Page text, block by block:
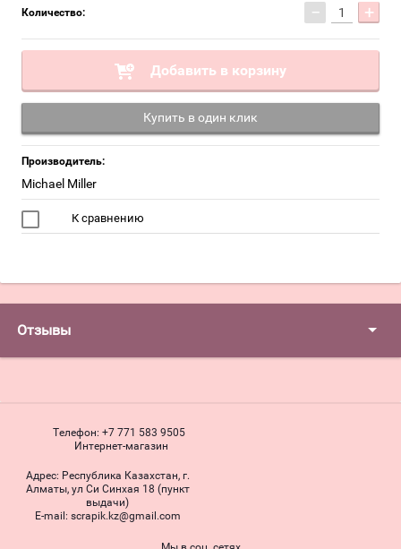
Количество: − +
Добавить в корзину
Купить в один клик
Производитель:
Miсhael Miller
К сравнению
Отзывы
Телефон: +7 771 583 9505
Интернет-магазин
Адрес: Республика Казахстан, г.
Алматы, ул Си Синхая 18 (пункт
выдачи)
Е-mail: scrapik.kz@gmail.com